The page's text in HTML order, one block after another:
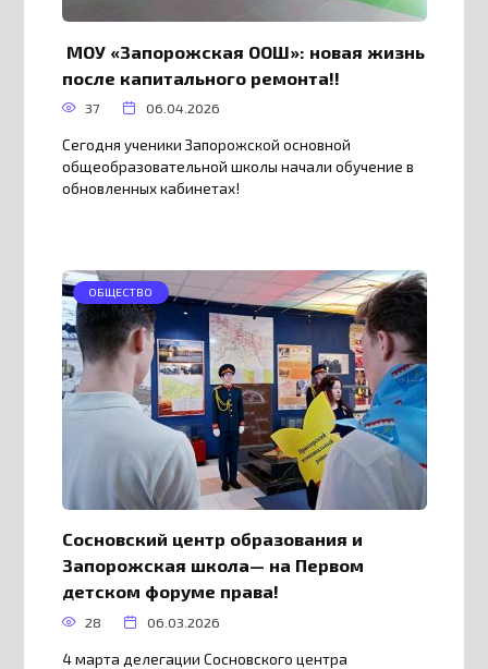
МОУ «Запорожская ООШ»: новая жизнь
после капитального ремонта!!
37 06.04.2026
Сегодня ученики Запорожской основной
общеобразовательной школы начали обучение в
обновленных кабинетах!
ОБЩЕСТВО
Сосновский центр образования и
Запорожская школа— на Первом
детском форуме права!
28 06.03.2026
4 марта делегации Сосновского центра